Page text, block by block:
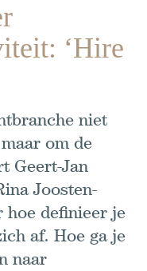
‘Hire
niet
om de
Geert-Jan
Joosten-
hoe definieer je
af. Hoe ga je
naar